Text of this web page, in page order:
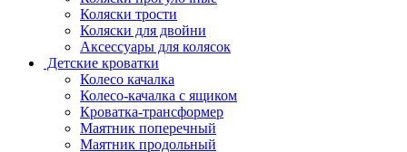
Коляски трости
Коляски для двойни
Аксессуары для колясок
Детские кроватки
Колесо качалка
Колесо-качалка с ящиком
Кроватка-трансформер
Маятник поперечный
Маятник продольный